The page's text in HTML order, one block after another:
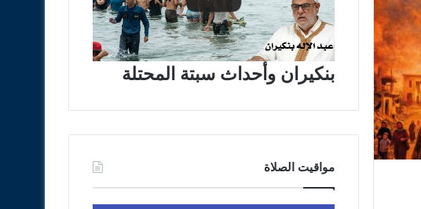
بنكيران وأحداث سبتة المحتلة
مواقيت الصلاة